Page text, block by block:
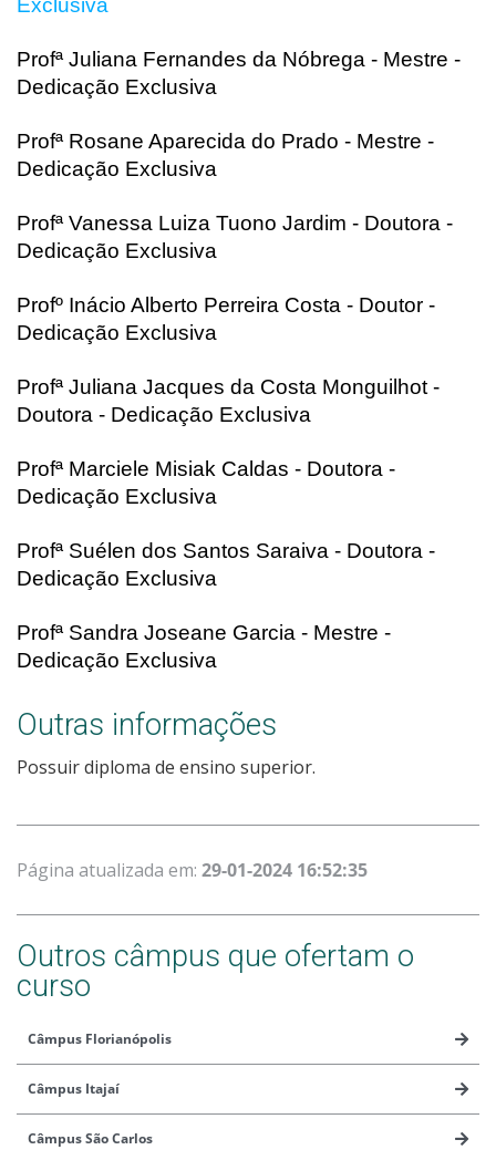
Exclusiva
Profª Juliana Fernandes da Nóbrega - Mestre -
Dedicação Exclusiva
Profª Rosane Aparecida do Prado - Mestre -
Dedicação Exclusiva
Profª Vanessa Luiza Tuono Jardim - Doutora -
Dedicação Exclusiva
Profº Inácio Alberto Perreira Costa - Doutor -
Dedicação Exclusiva
Profª Juliana Jacques da Costa Monguilhot -
Doutora - Dedicação Exclusiva
Profª Marciele Misiak Caldas - Doutora -
Dedicação Exclusiva
Profª Suélen dos Santos Saraiva - Doutora -
Dedicação Exclusiva
Profª Sandra Joseane Garcia - Mestre -
Dedicação Exclusiva
Outras informações
Possuir diploma de ensino superior.
Página atualizada em: 29-01-2024 16:52:35
Outros câmpus que ofertam o
curso
Câmpus Florianópolis
Câmpus Itajaí
Câmpus São Carlos